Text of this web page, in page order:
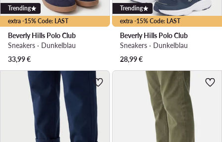
extra -15% Code: LAST
Trending
Beverly Hills Polo Club
Sneakers · Dunkelblau
33,99€
extra -15% Code: LAST
Trending
Beverly Hills Polo Club
Sneakers · Dunkelblau
28,99€